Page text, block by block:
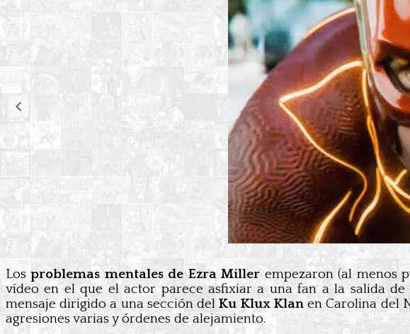
Losproblemas mentales de Ezra Miller empezaron (al menos
vídeo en el que el actor parece asfixiar a una fan a la salida
mensaje dirigido a una sección delKu Klux Klanen Carolina del
agresiones varias y órdenes de alejamiento.